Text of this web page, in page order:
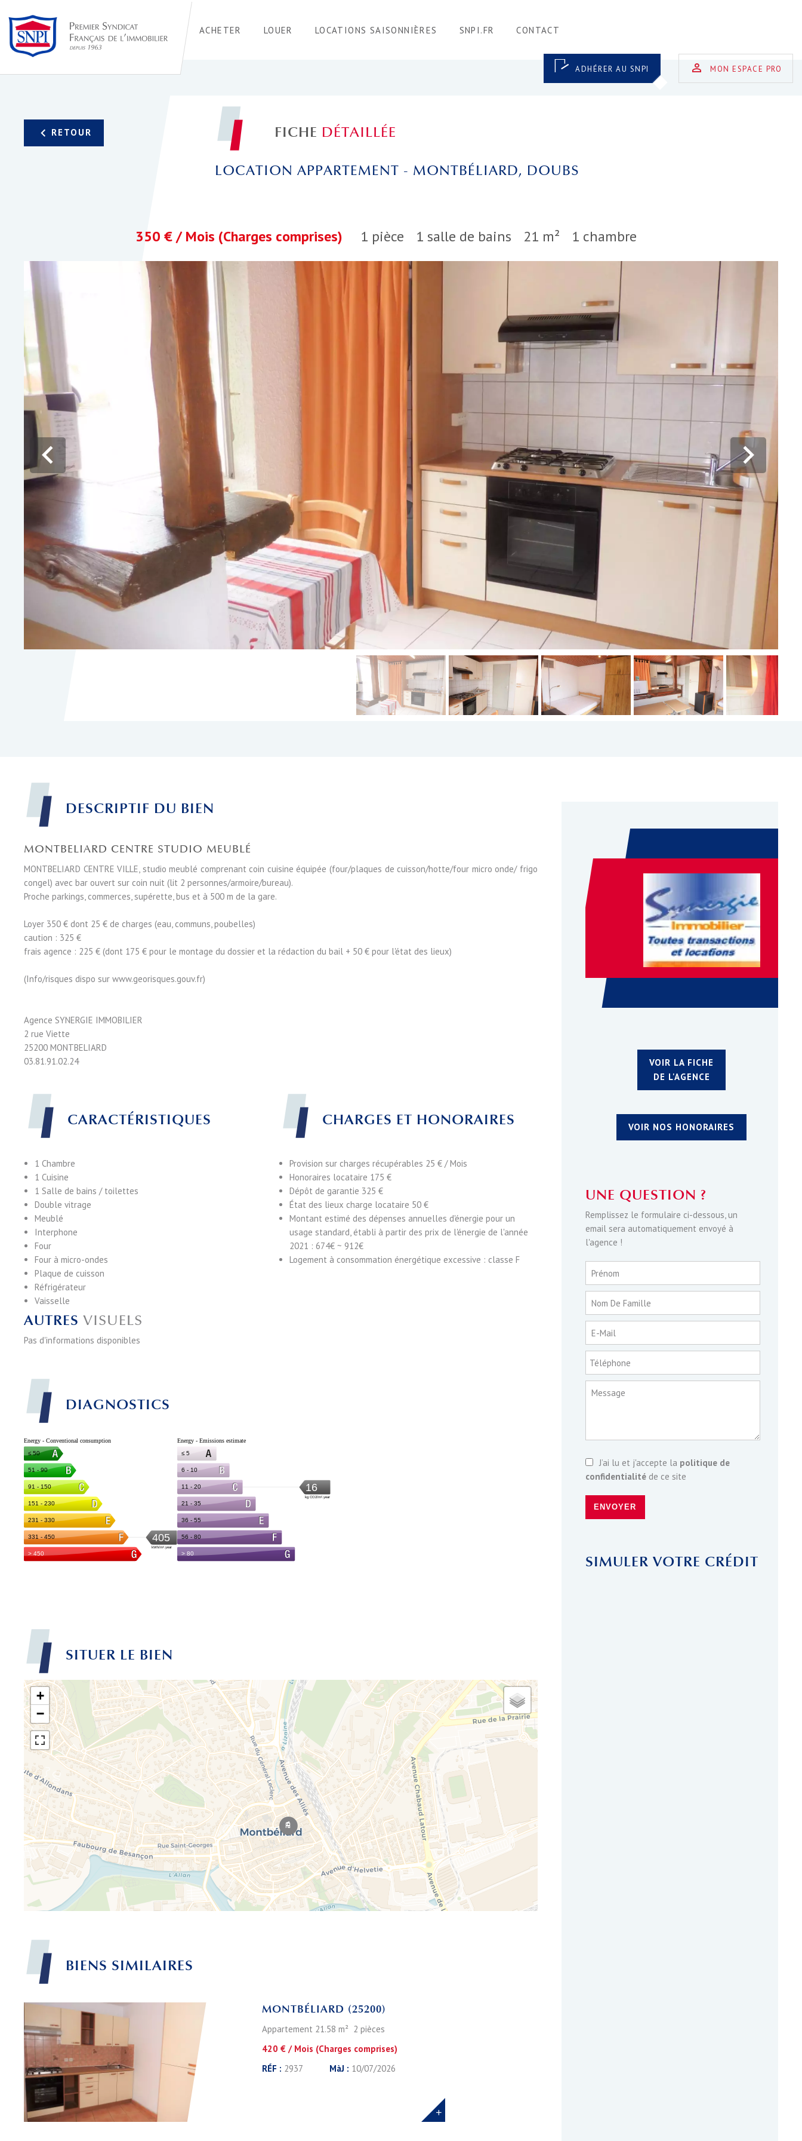
ACHETER LOUER LOCATIONS SAISONNIÈRES SNPI.FR CONTACT
ADHÉRER AU SNPI MON ESPACE PRO
FICHE DÉTAILLÉE
LOCATION APPARTEMENT - MONTBÉLIARD, DOUBS
1 pièce 1 salle de bains 21 m² 1 chambre
350 € / Mois (Charges comprises)
DESCRIPTIF DU BIEN
MONTBELIARD CENTRE STUDIO MEUBLÉ
MONTBELIARD CENTRE VILLE, studio meublé comprenant coin cuisine équipée (four/plaques de cuisson/hotte/four micro onde/ frigo
congel) avec bar ouvert sur coin nuit (lit 2 personnes/armoire/bureau).
Proche parkings, commerces, supérette, bus et à 500 m de la gare.
Loyer 350 € dont 25 € de charges (eau, communs, poubelles)
caution : 325 €
frais agence : 225 € (dont 175 € pour le montage du dossier et la rédaction du bail + 50 € pour l'état des lieux)
(Info/risques dispo sur www.georisques.gouv.fr)
Agence SYNERGIE IMMOBILIER
2 rue Viette
25200 MONTBELIARD
03.81.91.02.24
CARACTÉRISTIQUES
1 Chambre
1 Cuisine
1 Salle de bains / toilettes
Double vitrage
Meublé
Interphone
Four
Four à micro-ondes
Plaque de cuisson
Réfrigérateur
Vaisselle
CHARGES ET HONORAIRES
Provision sur charges récupérables 25 € / Mois
Honoraires locataire 175 €
Dépôt de garantie 325 €
État des lieux charge locataire 50 €
Montant estimé des dépenses annuelles d'énergie pour un
usage standard, établi à partir des prix de l'énergie de l'année
2021 : 674€ ~ 912€
Logement à consommation énergétique excessive : classe F
AUTRES VISUELS
Pas d'informations disponibles
DIAGNOSTICS
SITUER LE BIEN
+
−
BIENS SIMILAIRES
MONTBÉLIARD (25200)
Appartement 21.58 m² 2 pièces
420 € / Mois (Charges comprises)
RÉF : 2937 MàJ : 10/07/2026
VOIR LA FICHE
DE L'AGENCE
VOIR NOS HONORAIRES
UNE QUESTION ?
Remplissez le formulaire ci-dessous, un
email sera automatiquement envoyé à
l'agence !
Prénom
Nom De Famille
E-Mail
Téléphone
Message
J’ai lu et j'accepte la politique de
confidentialitéde ce site
ENVOYER
SIMULER VOTRE CRÉDIT